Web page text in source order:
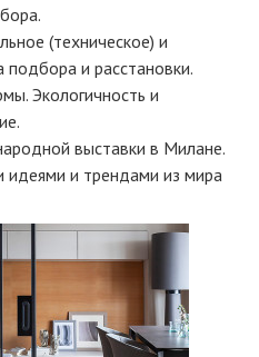
(техническое) и
и расстановки.
Экологичность и
выставки в Милане.
идеями и трендами из мира